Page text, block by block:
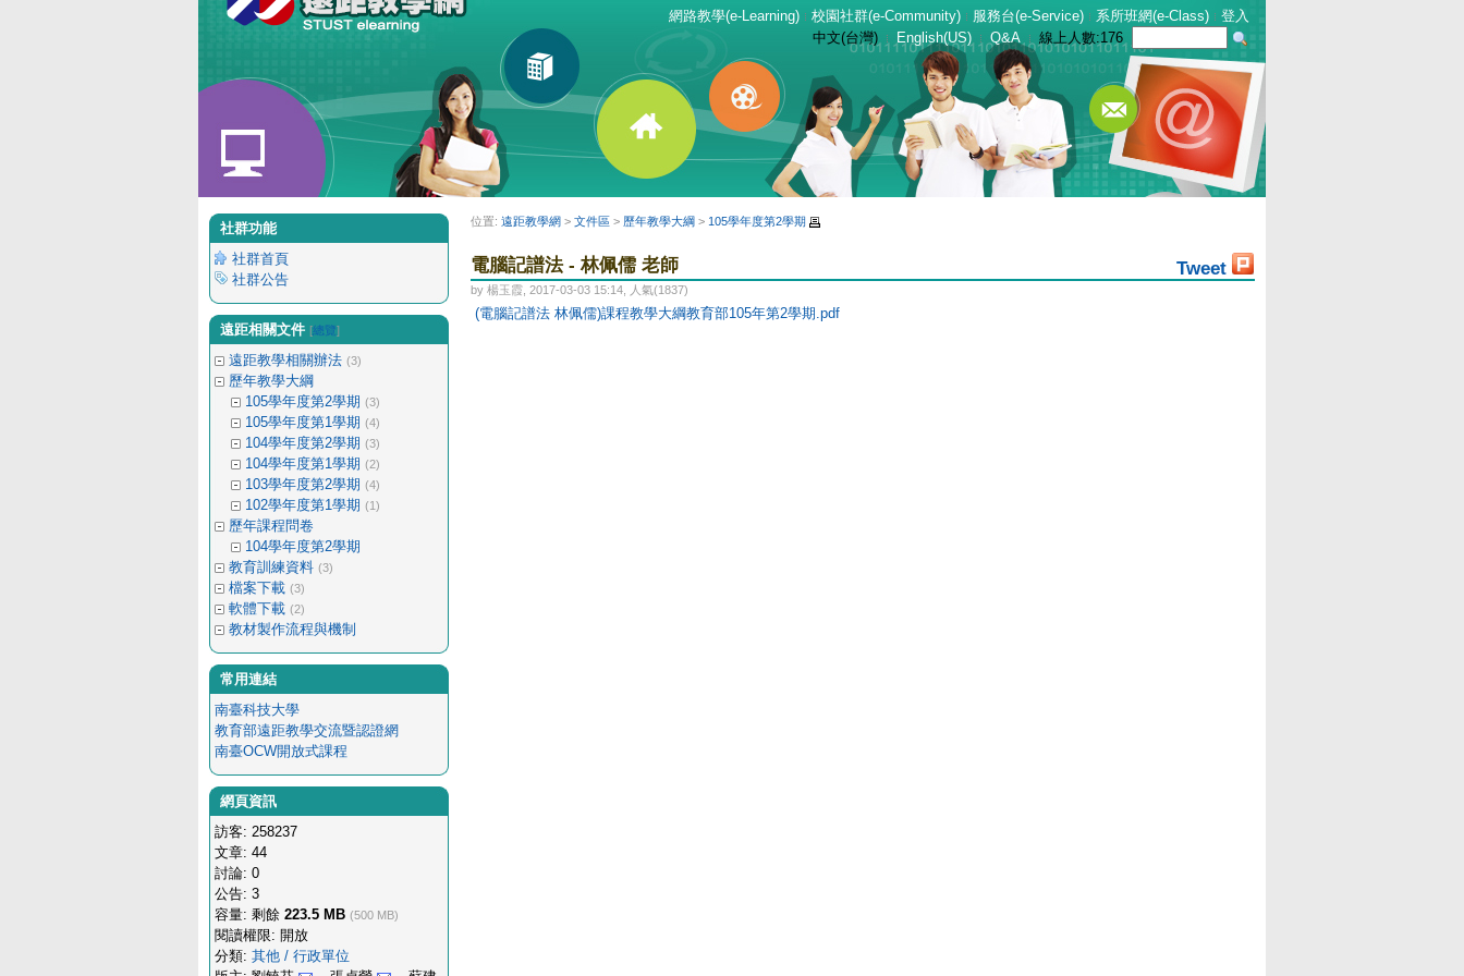
網路教學(e-Learning) 校園社群(e-Community) 服務台(e-Service) 系所班網(e-Class)
登入
中文(台灣)
English(US) Q&A 線上人數:176
社群功能
社群首頁
社群公告
遠距相關文件 [總覽]
遠距教學相關辦法 (3)
歷年教學大綱
105學年度第2學期 (3)
105學年度第1學期 (4)
104學年度第2學期 (3)
104學年度第1學期 (2)
103學年度第2學期 (4)
102學年度第1學期 (1)
歷年課程問卷
104學年度第2學期
教育訓練資料 (3)
檔案下載 (3)
軟體下載 (2)
教材製作流程與機制
常用連結
南臺科技大學
教育部遠距教學交流暨認證網
南臺OCW開放式課程
網頁資訊
訪客: 258237
文章: 44
討論: 0
公告: 3
容量: 剩餘 223.5 MB (500 MB)
閱讀權限: 開放
分類: 其他 / 行政單位
位置: 遠距教學網 > 文件區 > 歷年教學大綱 > 105學年度第2學期
電腦記譜法 - 林佩儒 老師 Tweet
by 楊玉霞, 2017-03-03 15:14, 人氣(1837)
(電腦記譜法 林佩儒)課程教學大綱教育部105年第2學期.pdf